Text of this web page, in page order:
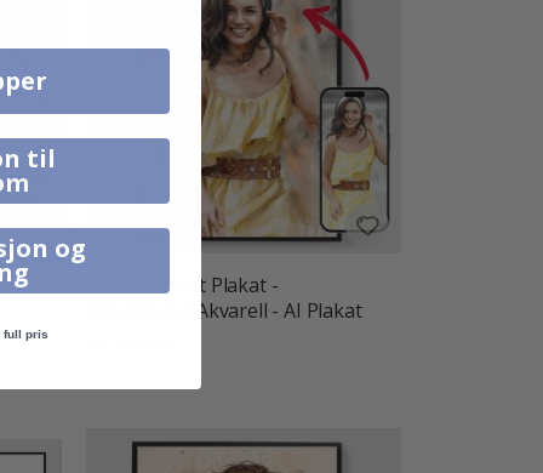
Personalisert Plakat -
Uttrykksfull Akvarell - AI Plakat
til
og
full pris